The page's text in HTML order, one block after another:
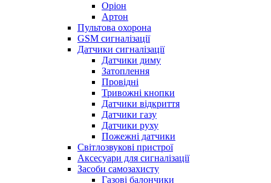
Оріон
Артон
Пультова охорона
GSM сигналізації
Датчики сигналізації
Датчики диму
Затоплення
Провідні
Тривожні кнопки
Датчики відкриття
Датчики газу
Датчики руху
Пожежні датчики
Світлозвукові пристрої
Аксесуари для сигналізації
Засоби самозахисту
Газові балончики